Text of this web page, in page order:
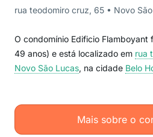
rua teodomiro cruz, 65 • Novo
O condomínio Edificio Flamboyant
49 anos) e está localizado em rua
Novo São Lucas, na cidade Belo
Mais sobre o